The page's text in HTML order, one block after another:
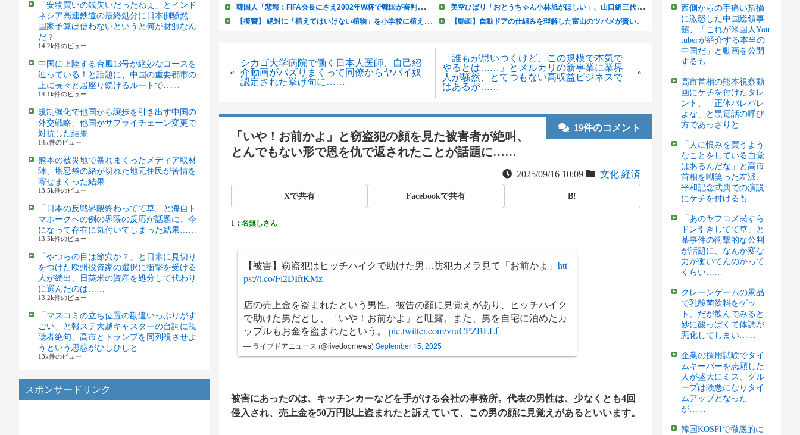
「安物買いの銭失いだったねぇ」とインド
ネシア高速鉄道の最終処分に日本側騒然、
国家予算は使わないというと何が財源なん
だ？
14.2k件のビュー
中国に上陸する台風13号が絶妙なコースを
辿っている！と話題に、中国の重要都市の
上に長々と居座り続けるルートで……
14.1k件のビュー
規制強化で他国から譲歩を引き出す中国の
外交戦略、他国がサプライチェーン変更で
対抗した結果……
14k件のビュー
熊本の被災地で暴れまくったメディア取材
陣、堪忍袋の緒が切れた地元住民が苦情を
寄せまくった結果……
13.5k件のビュー
「日本の反戦界隈終わってて草」と海自ト
マホークへの例の界隈の反応が話題に、今
になって存在に気付いてしまった結果……
13.5k件のビュー
「やつらの目は節穴か？」と日米に見切り
をつけた欧州投資家の選択に衝撃を受ける
人が続出、日英米の資産を処分して代わり
に選んだのは……
13.2k件のビュー
「マスコミの立ち位置の勘違いっぷりがす
ごい」と報ステ大越キャスターの台詞に視
聴者絶句、高市とトランプを同列視させよ
うという思惑がひしひしと
13k件のビュー
スポンサードリンク
«
シカゴ大学病院で働く日本人医師、自己紹
介動画がバズりまくって同僚からヤバイ奴
認定された挙げ句に……
「誰もが思いつくけど、この規模で本気で
やるとは……」とメルカリの新事業に業界
人が騒然、とてつもない高収益ビジネスで
はあるが……
»
19件のコメント
「いや！お前かよ」と窃盗犯の顔を見た被害者が絶叫、
とんでもない形で恩を仇で返されたことが話題に……
2025/09/16 10:09 文化 経済
Xで共有 Facebookで共有 B!
1： 名無しさん
【被害】窃盗犯はヒッチハイクで助けた男…防犯カメラ見て「お前かよ」 htt
ps://t.co/Fi2DIftKMz
店の売上金を盗まれたという男性。被告の顔に見覚えがあり、ヒッチハイク
で助けた男だとし、「いや！お前かよ」と吐露。また、男を自宅に泊めたカ
ップルもお金を盗まれたという。 pic.twitter.com/vruCPZBLLf
— ライブドアニュース (@livedoornews) September 15, 2025
被害にあったのは、キッチンカーなどを手がける会社の事務所。代表の男性は、少なくとも4回
侵入され、売上金を50万円以上盗まれたと訴えていて、この男の顔に見覚えがあるといいます。
西側からの手痛い指摘
に激怒した中国総領事
館、「これが米国人You
tuberが紹介する本当の
中国だ」と動画を公開
するも……
高市首相の熊本視察動
画にケチを付けたタレ
ント、「正体バレバレ
よな」と黒電話の呼び
方であっさりと……
「人に恨みを買うよう
なことをしている自覚
はあるんだな」と高市
首相を嘲笑った左派、
平和記念式典での演説
にケチを付けるも……
「あのヤフコメ民すら
ドン引きしてて草」と
某事件の衝撃的な公判
が話題に、なんか変な
力が働いてんのかって
くらい……
クレーンゲームの景品
で乳酸菌飲料をゲッ
ト、だが飲んでみると
妙に酸っぱくて体調が
悪化してしまい……
企業の採用試験でタイ
ムキーパーを志願した
人が盛大にミス、グル
ープは険悪になりタイ
ムアップとなった
が……
韓国KOSPIで徹底的に